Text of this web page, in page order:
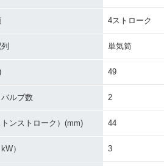
4ストローク
単気筒
49
ルブ数 2
ンストローク）(mm) 44
） 3